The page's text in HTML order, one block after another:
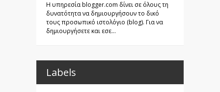
Η υπηρεσία blogger.com δίνει σε όλους τη
δυνατότητα να δημιουργήσουν το δικό
τους προσωπικό ιστολόγιο (blog). Για να
δημιουργήσετε και εσε...
Labels